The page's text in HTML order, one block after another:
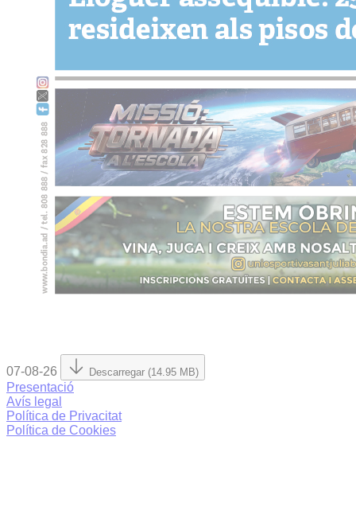
07-08-26 Descarregar (14.95 MB)
Presentació
Avís legal
Política de Privacitat
Política de Cookies